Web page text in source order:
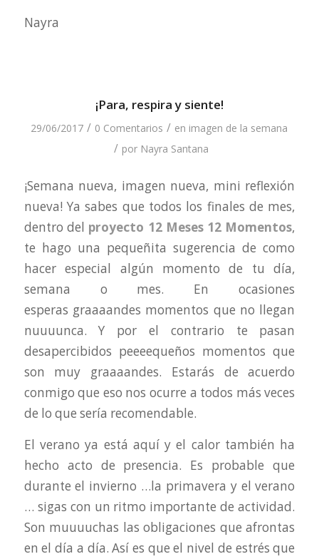
Nayra
¡Para, respira y siente!
29/06/2017 / 0 Comentarios / en imagen de la semana
/ por Nayra Santana
¡Semana nueva, imagen nueva, mini reflexión
nueva! Ya sabes que todos los finales de mes,
dentro del proyecto 12 Meses 12 Momentos,
te hago una pequeñita sugerencia de como
hacer especial algún momento de tu día,
semana o mes. En ocasiones
esperas graaaandes momentos que no llegan
nuuuunca. Y por el contrario te pasan
desapercibidos peeeequeños momentos que
son muy graaaandes. Estarás de acuerdo
conmigo que eso nos ocurre a todos más veces
de lo que sería recomendable.
El verano ya está aquí y el calor también ha
hecho acto de presencia. Es probable que
durante el invierno …la primavera y el verano
… sigas con un ritmo importante de actividad.
Son muuuuchas las obligaciones que afrontas
en el día a día. Así es que el nivel de estrés que